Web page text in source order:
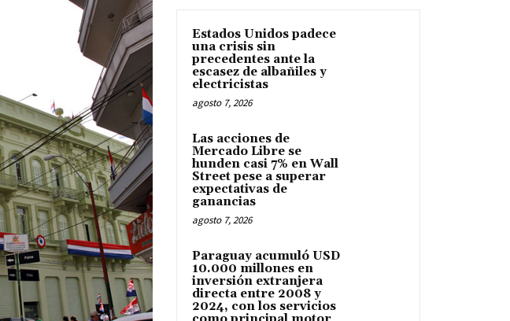
Estados Unidos padece
una crisis sin
precedentes ante la
escasez de albañiles y
electricistas
agosto 7, 2026
Las acciones de
Mercado Libre se
hunden casi 7% en Wall
Street pese a superar
expectativas de
ganancias
agosto 7, 2026
Paraguay acumuló USD
10.000 millones en
inversión extranjera
directa entre 2008 y
2024, con los servicios